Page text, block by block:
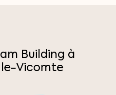
Building à
Vicomte